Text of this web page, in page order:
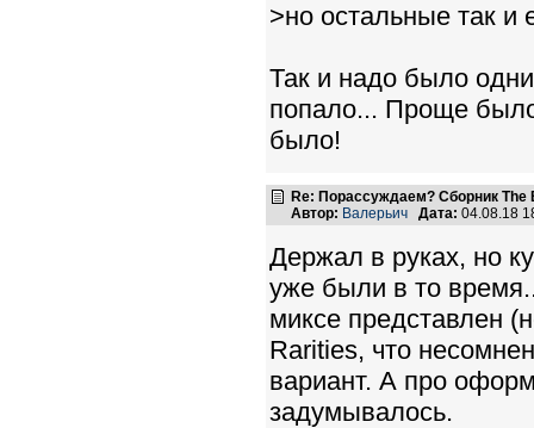
>но остальные так и
Так и надо было
попало... Проще
было!
Re: Порассуждаем? Сборник The
Автор: Валерьич Дата: 04.08.18
Держал в руках, но
уже были в то
миксе представлен
Rarities, что
вариант. А про
задумывалось.